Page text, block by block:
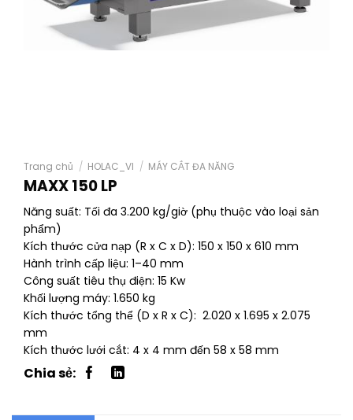
Trang chủ / HOLAC_VI / MÁY CẮT ĐA NĂNG
MAXX 150 LP
Năng suất: Tối đa 3.200 kg/giờ (phụ thuộc vào loại sản
phẩm)
Kích thước cửa nạp (R x C x D): 150 x 150 x 610 mm
Hành trình cấp liệu: 1–40 mm
Công suất tiêu thụ điện: 15 Kw
Khối lượng máy: 1.650 kg
Kích thước tổng thể (D x R x C): 2.020 x 1.695 x 2.075
mm
Kích thước lưới cắt: 4 x 4 mm đến 58 x 58 mm